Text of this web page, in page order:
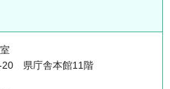
20 県庁舎本館11階